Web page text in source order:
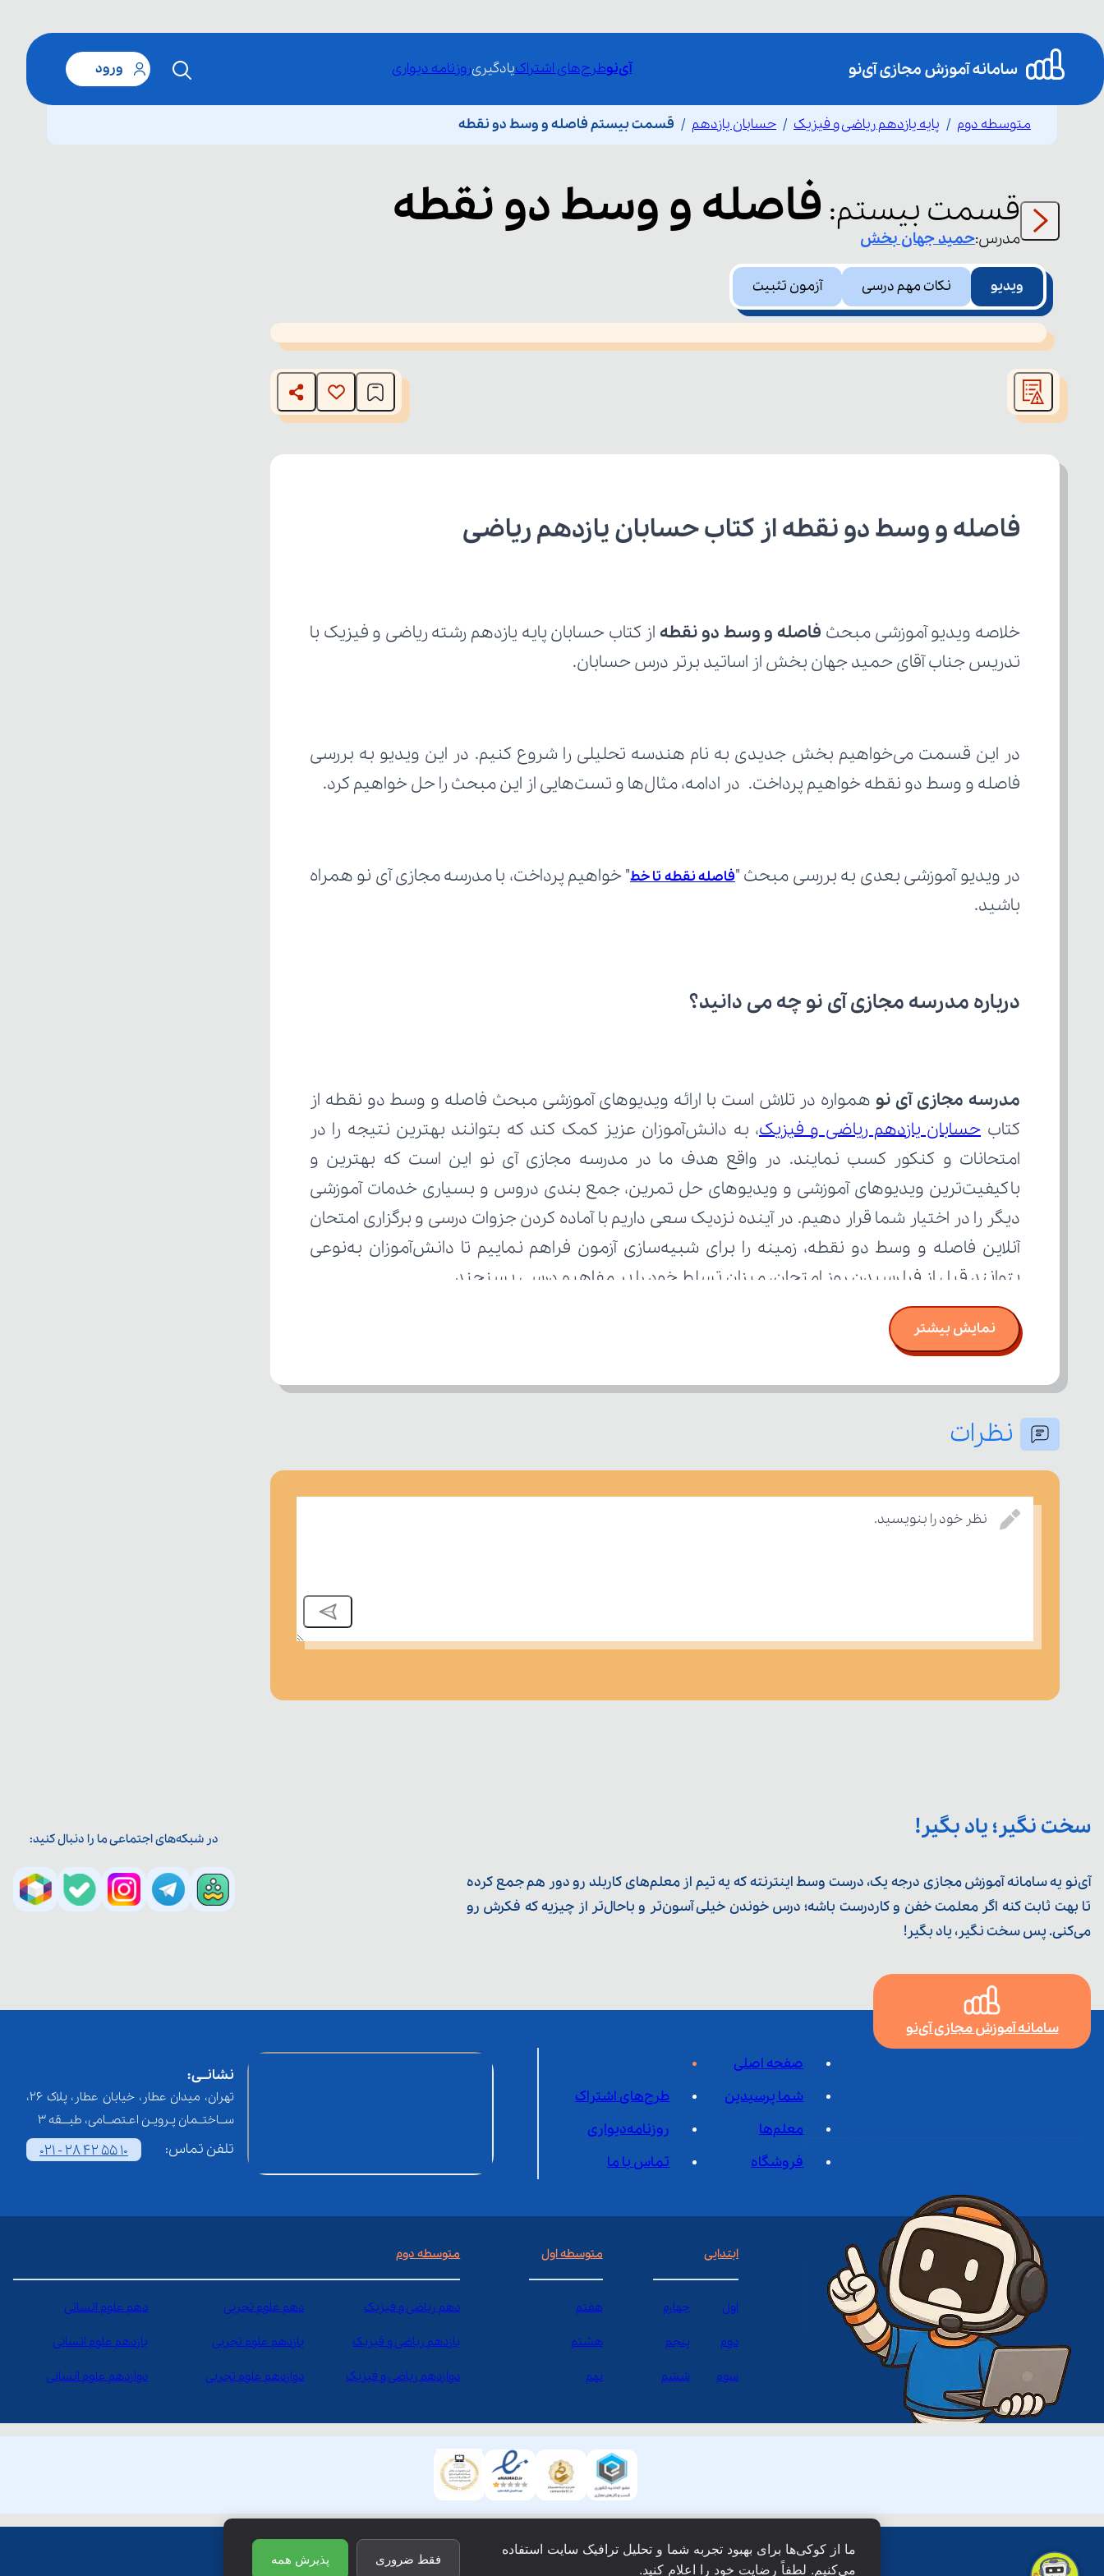
آی‌نوطرح‌های اشتراکیادگیریروزنامه دیواری ورود
متوسطه دوم پایه یازدهم ریاضی و فیزیک حسابان یازدهم قسمت بیستم فاصله و وسط دو نقطه
قسمت بیستم: فاصله و وسط دو نقطه مدرس:حمیدجهان بخش
ویدیو نکات مهم درسی آزمون تثبیت
This
is
window.
فاصله و وسط دو نقطه از کتاب حسابان یازدهم ریاضی
خلاصه ویدیو آموزشی مبحث فاصله و وسط دو نقطه
تدریس جناب آقای حمید جهان بخش از اساتید برتر درس حسابان.
فاصله و وسط دو نقطه خواهیم پرداخت. در ادامه، مثال‌ها و تست‌هایی از این مبحث را حل خواهیم کرد.
در ویدیو آموزشی بعدی به بررسی مبحث "فاصله نقطه تا خط
باشید.
درباره مدرسه مجازی آی نو چه می‌ دانید؟
مدرسه مجازی آی نو
کتاب حسابان یازدهم ریاضی و فیزیک
بتوانند قبل از فرا رسیدن روز امتحان، میزان تسلط خود را بر مفاهیم درسی بسنجند.
نمایش بیشتر
نظرات
نظر خود را بنویسید.
سخت نگیر؛ یاد بگیر!
آی‌نو یه سامانه آموزش مجازی درجه یک، درست وسط اینترنته که یه تیم از معلم‌‌های کاربلد رو دور هم جمع کرده
تا بهت ثابت کنه اگر معلمت خفن و کاردرست باشه؛ درس خوندن خیلی آسون‌تر و باحال‌تر از چیزیه که فکرش رو
می‌کنی. پس سخت نگیر، یاد بگیر!
در شبکه‌های اجتماعی ما را دنبال کنید:
سامانه آموزش مجازی آی‌نو
صفحه اصلی
شما پرسیدین
طرح‌های اشتراک
معلم‌ها
روزنامه‌دیواری
فروشگاه
تماس با ما
نشانــی:
تهران، میدان عطار، خیابان عطار، پلاک 26،
ســاختــمان پـرویـن اعـتصــامی، طبـــقه 3
تلفن تماس: 021 - 28 42 55 10
ابتدایی
اول چهارم
دوم پنجم
سوم ششم
متوسطه اول
هفتم
هشتم
نهم
متوسطه دوم
دهم ریاضی و فیزیک دهم علوم تجربی دهم علوم انسانی
یازدهم ریاضی و فیزیک یازدهم علوم تجربی یازدهم علوم انسانی
دوازدهم ریاضی و فیزیک دوازدهم علوم تجربی دوازدهم علوم انسانی
ما از کوکی‌ها برای بهبود تجربه شما و تحلیل ترافیک سایت استفاده
می‌کنیم. لطفاً رضایت خود را اعلام کنید.
فقط ضروری پذیرش همه